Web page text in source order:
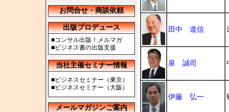
お問合せ・商談依頼
出版プロデュース
■コンサル出版！メルマガ
■ビジネス書の出版支援
当社主催セミナー情報
■ビジネスセミナー（東京）
■ビジネスセミナー（大阪）
メールマガジンご案内
田中 道信
泉 誠司
伊藤 弘一